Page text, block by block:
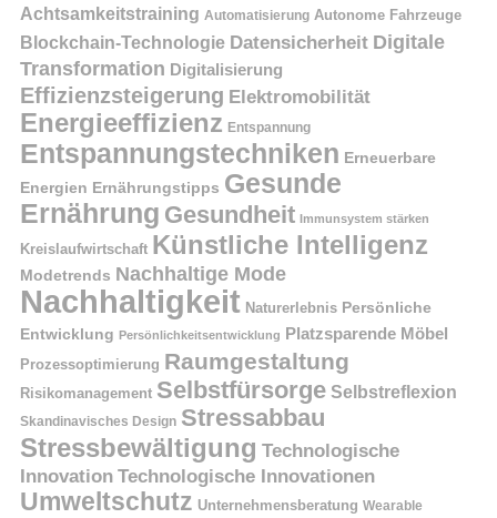
Achtsamkeitstraining Automatisierung Autonome Fahrzeuge
Blockchain-Technologie Datensicherheit Digitale
Transformation Digitalisierung
Effizienzsteigerung Elektromobilität
Energieeffizienz Entspannung
Entspannungstechniken Erneuerbare
Energien Ernährungstipps Gesunde
Ernährung Gesundheit Immunsystem stärken
Kreislaufwirtschaft Künstliche Intelligenz
Modetrends Nachhaltige Mode
Nachhaltigkeit Naturerlebnis Persönliche
Entwicklung Persönlichkeitsentwicklung Platzsparende Möbel
Prozessoptimierung Raumgestaltung
Risikomanagement Selbstfürsorge Selbstreflexion
Skandinavisches Design Stressabbau
Stressbewältigung Technologische
Innovation Technologische Innovationen
Umweltschutz Unternehmensberatung Wearable